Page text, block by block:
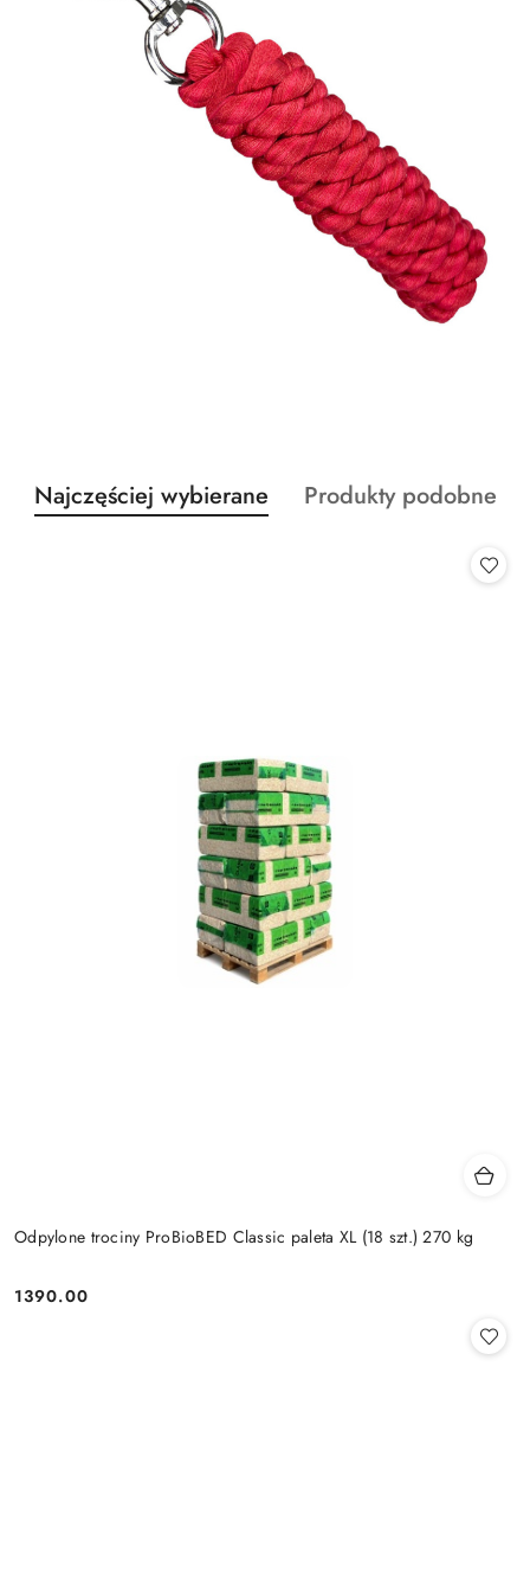
Pomiń karuzelę produktów
Produkty
o
Najczęściej wybierane
Produkty
Produkty podobne
Odpylone trociny ProBioBED Classic paleta XL (18 szt.) 270 kg
Cena:
1390.00